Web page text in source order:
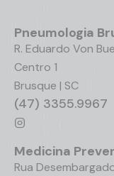
Pneumologia
R. Eduardo Von
Centro 1
Brusque | SC
(47) 3355.9967
Medicina
Rua